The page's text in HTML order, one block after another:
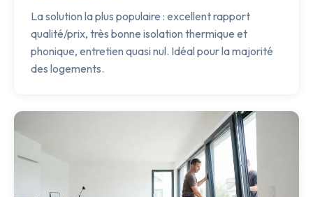
La solution la plus populaire : excellent rapport
qualité/prix, très bonne isolation thermique et
phonique, entretien quasi nul. Idéal pour la majorité
des logements.